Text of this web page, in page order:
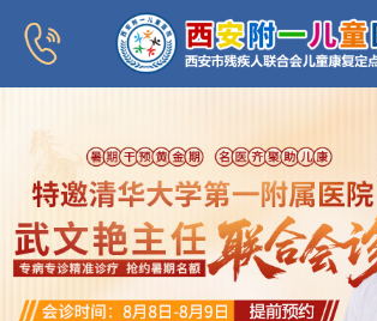
新闻中心
专家团队
科室导航